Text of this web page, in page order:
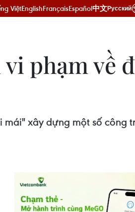
ViệtEnglishFrançaisEspañol中文Русский
phạm về
xây dựng một số công